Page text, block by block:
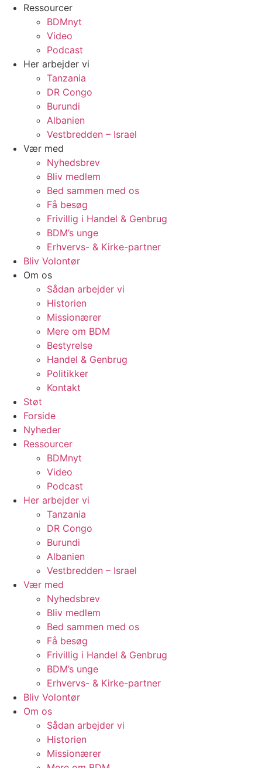
Ressourcer
BDMnyt
Video
Podcast
Her arbejder vi
Tanzania
DR Congo
Burundi
Albanien
Vestbredden – Israel
Vær med
Nyhedsbrev
Bliv medlem
Bed sammen med os
Få besøg
Frivillig i Handel & Genbrug
BDM’s unge
Erhvervs- & Kirke-partner
Bliv Volontør
Om os
Sådan arbejder vi
Historien
Missionærer
Mere om BDM
Bestyrelse
Handel & Genbrug
Politikker
Kontakt
Støt
Forside
Nyheder
Ressourcer
BDMnyt
Video
Podcast
Her arbejder vi
Tanzania
DR Congo
Burundi
Albanien
Vestbredden – Israel
Vær med
Nyhedsbrev
Bliv medlem
Bed sammen med os
Få besøg
Frivillig i Handel & Genbrug
BDM’s unge
Erhvervs- & Kirke-partner
Bliv Volontør
Om os
Sådan arbejder vi
Historien
Missionærer